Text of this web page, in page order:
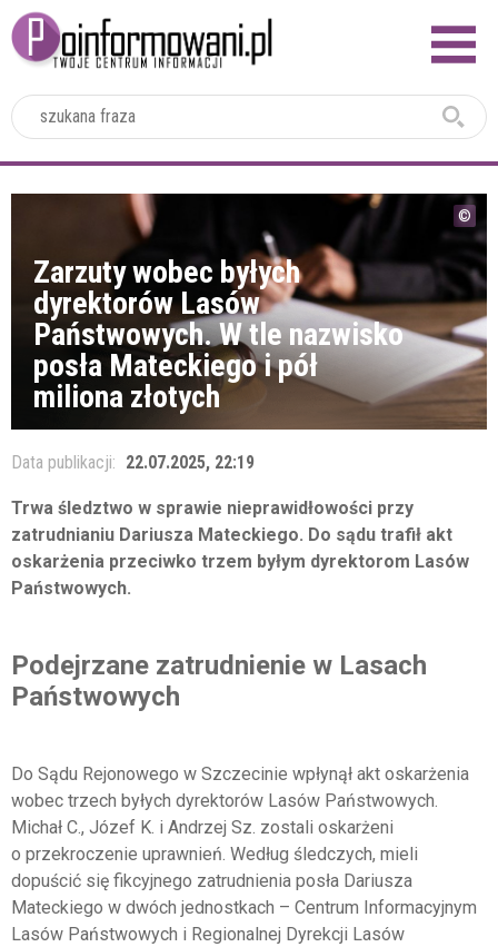
Zarzuty wobec byłych
dyrektorów Lasów
Państwowych. W tle nazwisko
posła Mateckiego i pół
miliona złotych
Data publikacji: 22.07.2025, 22:19
Trwa śledztwo w sprawie nieprawidłowości przy
zatrudnianiu Dariusza Mateckiego. Do sądu trafił akt
oskarżenia przeciwko trzem byłym dyrektorom Lasów
Państwowych.
Podejrzane zatrudnienie w Lasach
Państwowych
Do Sądu Rejonowego w Szczecinie wpłynął akt oskarżenia
wobec trzech byłych dyrektorów Lasów Państwowych.
Michał C., Józef K. i Andrzej Sz. zostali oskarżeni
o przekroczenie uprawnień. Według śledczych, mieli
dopuścić się fikcyjnego zatrudnienia posła Dariusza
Mateckiego w dwóch jednostkach – Centrum Informacyjnym
Lasów Państwowych i Regionalnej Dyrekcji Lasów